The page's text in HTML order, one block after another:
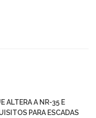
ALTERA A NR-35 E
PARA ESCADAS